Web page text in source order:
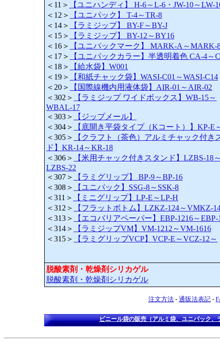
＜11＞
【ユニハンディ】 H-6～L-6・JW-10～LW-
＜12＞
【ユニパック】 T-4～TR-8
＜14＞
【ラミジップ】 BY-F～BY-J
＜15＞
【ラミジップ】 BY-12～BY16
＜16＞
【ユニパックマーク】 MARK-A～MARK-
＜17＞
【ユニパックカラー】半透明着色 CA-4～
＜18＞
【給水袋】W001
＜19＞
【和紙チャック袋】WASI-C01～WASI-C14
＜20＞
【国際線機内用液体袋】AIR-01～AIR-02
＜302＞
【ラミジップ ワイドボックス】WB-15～
WBAL-17
＜303＞
【ジップメール】
＜304＞
【底開き平袋タイプ（Kコート）】KP-E
＜305＞
【クラフト（茶色）アルミチャック付き
ド】KR-14～KR-18
＜306＞
【米用チャック付きスタンド】LZBS-18
LZBS-22
＜307＞
【ラミグリップ】 BP-9～BP-16
＜308＞
【ユニパック】SSG-8～SSK-8
＜311＞
【ミニグリップ】LP-E～LP-H
＜312＞
【フラットボトム】LZKZ-124～VMKZ-
＜313＞
【エコバリアペーパー】EBP-1216～EBP-
＜314＞
【ラミジップVM】VM-1212～VM-1616
＜315＞
【ラミグリップVCP】VCP-E～VCZ-12～
脱酸素剤・乾燥剤シリカゲル
脱酸素剤・乾燥剤シリカゲル
注文方法 - 通販法表記 -
ビニール袋の販売（アルミ袋、ユニパック